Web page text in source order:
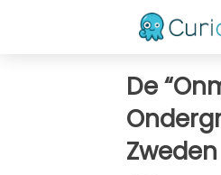
De